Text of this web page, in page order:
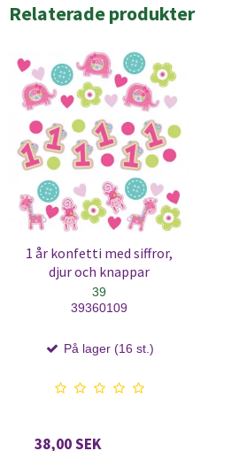
Relaterade produkter
1 år konfetti med siffror,
djur och knappar
39
39360109
På lager (16 st.)
38,00 SEK